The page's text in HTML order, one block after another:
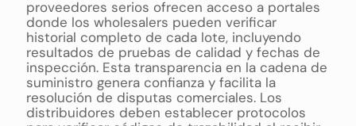
proveedores serios ofrecen acceso a portales
donde los wholesalers pueden verificar
historial completo de cada lote, incluyendo
resultados de pruebas de calidad y fechas de
inspección. Esta transparencia en la cadena de
suministro genera confianza y facilita la
resolución de disputas comerciales. Los
distribuidores deben establecer protocolos